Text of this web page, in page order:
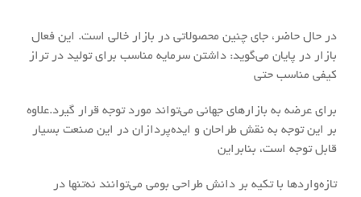
در حال حاضر، جای چنین محصولاتی در بازار خالی است. این فعال
بازار در پایان می‌گوید: داشتن سرمایه مناسب برای تولید در تراز
کیفی مناسب حتی
برای عرضه به بازار‌های جهانی می‌تواند مورد توجه قرار گیرد.علاوه
بر این توجه به نقش طراحان و ایده‌پردازان در این صنعت بسیار
قابل توجه است، بنابراین
تازه‌وارد‌ها با تکیه بر دانش طراحی بومی می‌توانند نه‌تنها در